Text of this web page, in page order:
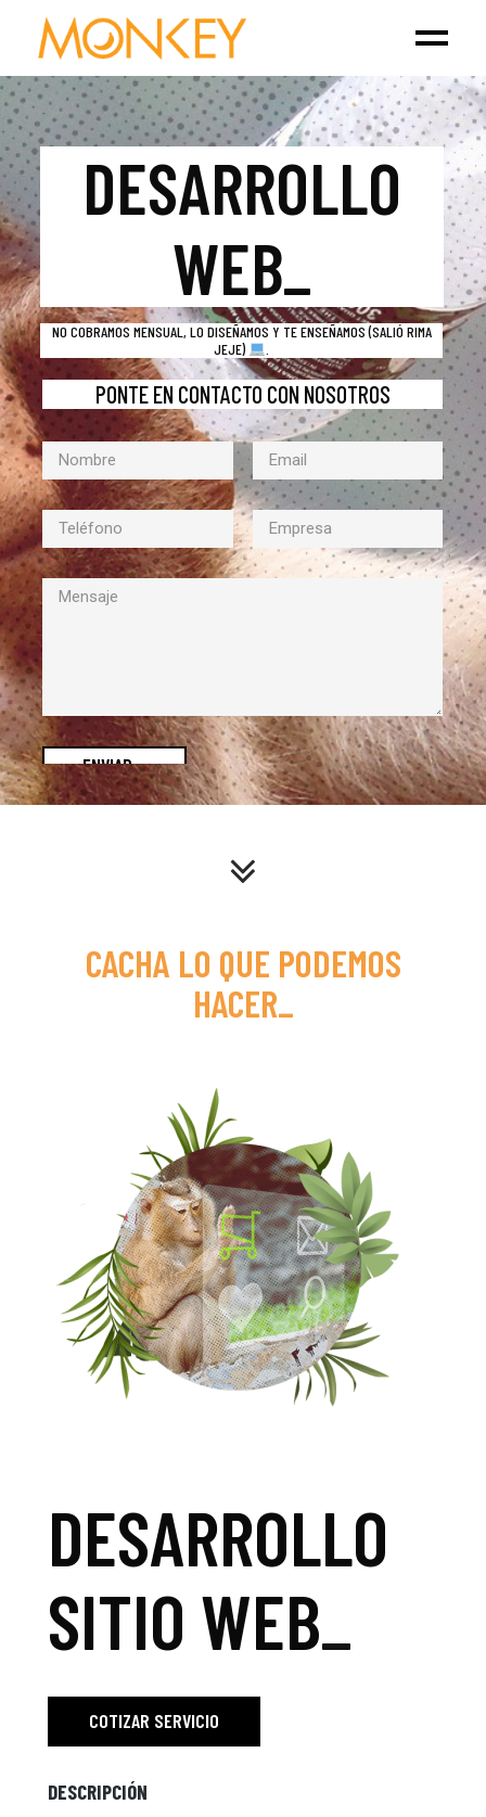
ENVIAR_
CACHA LO QUE PODEMOS
HACER_
DESARROLLO
SITIO WEB_
COTIZAR SERVICIO
DESCRIPCIÓN